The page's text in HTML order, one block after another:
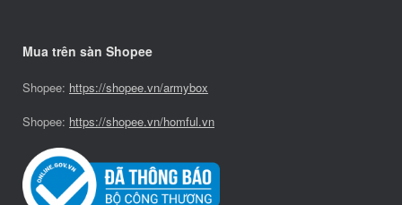
Thống kê
Chính sách bảo hành
Chính sách vận chuyển
Chính sách đổi trả